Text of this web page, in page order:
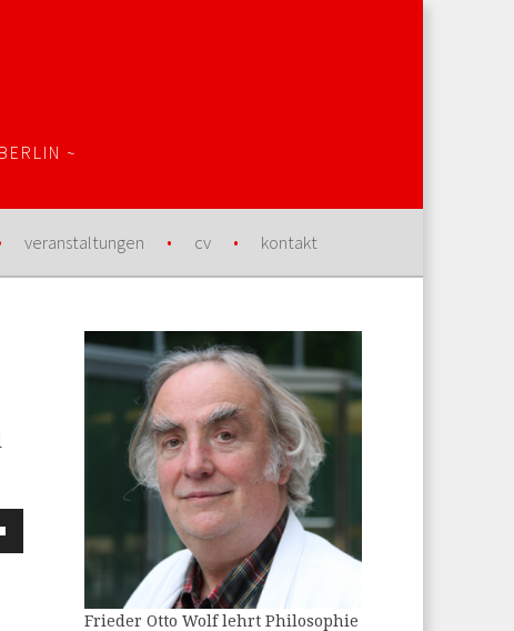
~
veranstaltungen cv kontakt
Frieder Otto Wolf lehrt Philosophie